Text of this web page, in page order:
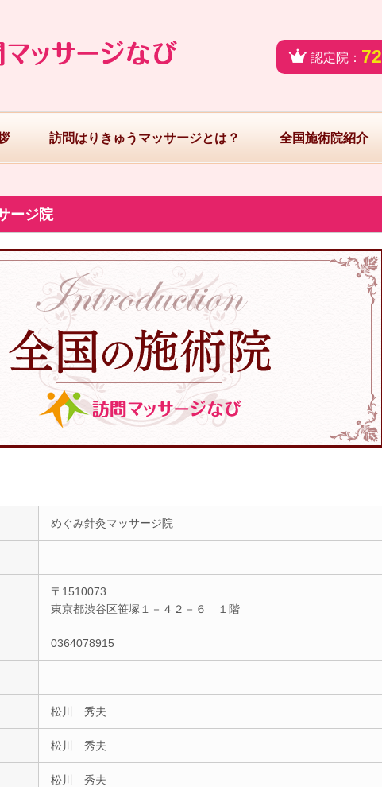
認定院： 72
訪問はりきゅうマッサージとは？ 全国施術院紹介
ージ院
めぐみ針灸マッサージ院
〒1510073
東京都渋谷区笹塚１－４２－６ １階
0364078915
松川 秀夫
松川 秀夫
松川 秀夫